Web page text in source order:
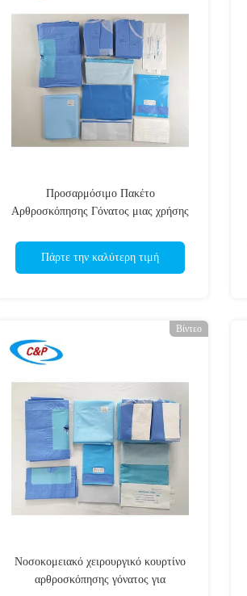
Προσαρμόσιμο Πακέτο
Αρθροσκόπησης Γόνατος μιας χρήσης
Πάρτε την καλύτερη τιμή
Βίντεο
Νοσοκομειακό χειρουργικό κουρτίνο
αρθροσκόπησης γόνατος για